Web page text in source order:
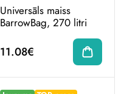
Universāls maiss
BarrowBag, 270 litri
11.08€